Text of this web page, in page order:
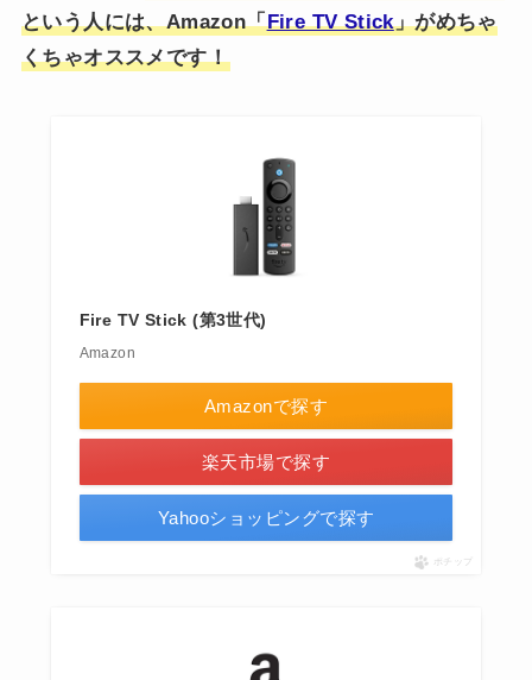
という人には、Amazon「Fire TV Stick」がめちゃ
くちゃオススメです！
Fire TV Stick (第3世代)
Amazon
Amazonで探す
楽天市場で探す
Yahooショッピングで探す
ポチップ